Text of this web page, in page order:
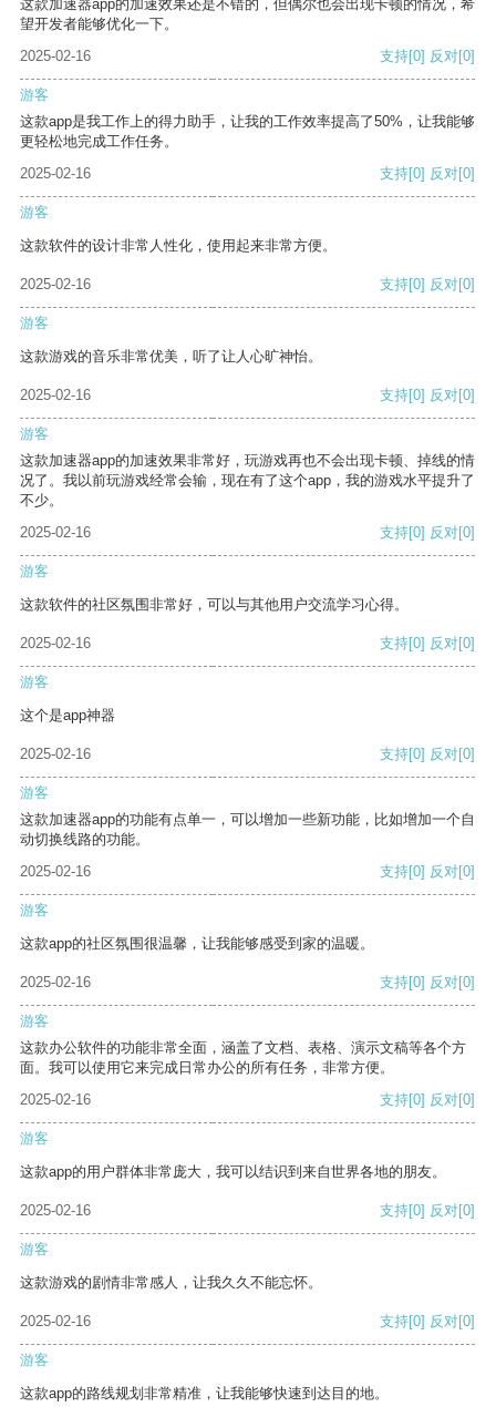
这款加速器app的加速效果还是不错的，但偶尔也会出现卡顿的情况，希
望开发者能够优化一下。
2025-02-16
支持[0] 反对[0]
游客
这款app是我工作上的得力助手，让我的工作效率提高了50%，让我能够
更轻松地完成工作任务。
2025-02-16
支持[0] 反对[0]
游客
这款软件的设计非常人性化，使用起来非常方便。
2025-02-16 支持[0] 反对[0]
游客
这款游戏的音乐非常优美，听了让人心旷神怡。
2025-02-16 支持[0] 反对[0]
游客
这款加速器app的加速效果非常好，玩游戏再也不会出现卡顿、掉线的情
况了。我以前玩游戏经常会输，现在有了这个app，我的游戏水平提升了
不少。
2025-02-16
支持[0] 反对[0]
游客
这款软件的社区氛围非常好，可以与其他用户交流学习心得。
2025-02-16 支持[0] 反对[0]
游客
这个是app神器
2025-02-16 支持[0] 反对[0]
游客
这款加速器app的功能有点单一，可以增加一些新功能，比如增加一个自
动切换线路的功能。
2025-02-16
支持[0] 反对[0]
游客
这款app的社区氛围很温馨，让我能够感受到家的温暖。
2025-02-16 支持[0] 反对[0]
游客
这款办公软件的功能非常全面，涵盖了文档、表格、演示文稿等各个方
面。我可以使用它来完成日常办公的所有任务，非常方便。
2025-02-16
支持[0] 反对[0]
游客
这款app的用户群体非常庞大，我可以结识到来自世界各地的朋友。
2025-02-16 支持[0] 反对[0]
游客
这款游戏的剧情非常感人，让我久久不能忘怀。
2025-02-16 支持[0] 反对[0]
游客
这款app的路线规划非常精准，让我能够快速到达目的地。